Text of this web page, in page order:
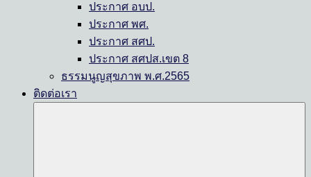
ประกาศ อบป.
ประกาศ พศ.
ประกาศ สศป.
ประกาศ สศปส.เขต 8
ธรรมนูญสุขภาพ พ.ศ.2565
ติดต่อเรา